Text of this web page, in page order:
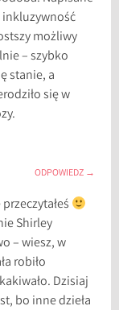
inkluzywność
możliwy
– szybko
stanie, a
się w
ODPOWIEDZ
Shirley
– wiesz, w
robiło
Dzisiaj
bo inne dzieła